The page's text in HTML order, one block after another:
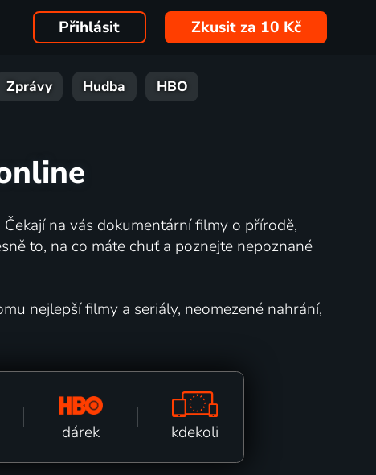
Přihlásit Zkusit za 10 Kč
Zprávy Hudba HBO
na vás dokumentární filmy o přírodě,
to, na co máte chuť a poznejte nepoznané
nejlepší filmy a seriály, neomezené nahrání,
dárek kdekoli